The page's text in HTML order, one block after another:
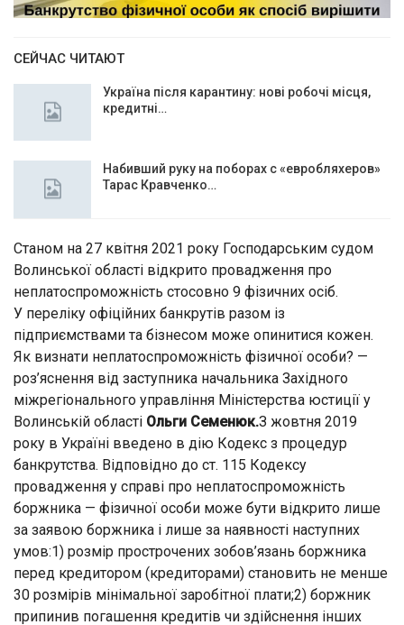
СЕЙЧАС ЧИТАЮТ
Україна після карантину: нові робочі місця,
кредитні…
Набивший руку на поборах с «евробляхеров»
Тарас Кравченко…
Станом на 27 квітня 2021 року Господарським судом
Волинської області відкрито провадження про
неплатоспроможність стосовно 9 фізичних осіб.
У переліку офіційних банкрутів разом із
підприємствами та бізнесом може опинитися кожен.
Як визнати неплатоспроможність фізичної особи? —
роз’яснення від заступника начальника Західного
міжрегіонального управління Міністерства юстиції у
Волинській області Ольги Семенюк.З жовтня 2019
року в Україні введено в дію Кодекс з процедур
банкрутства. Відповідно до ст. 115 Кодексу
провадження у справі про неплатоспроможність
боржника — фізичної особи може бути відкрито лише
за заявою боржника і лише за наявності наступних
умов:1) розмір прострочених зобов’язань боржника
перед кредитором (кредиторами) становить не менше
30 розмірів мінімальної заробітної плати;2) боржник
припинив погашення кредитів чи здійснення інших